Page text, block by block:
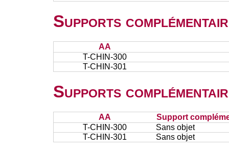
Supports
AA
T-CHIN-300
T-CHIN-301
Supports
AA
Support
T-CHIN-300
Sans objet
T-CHIN-301
Sans objet